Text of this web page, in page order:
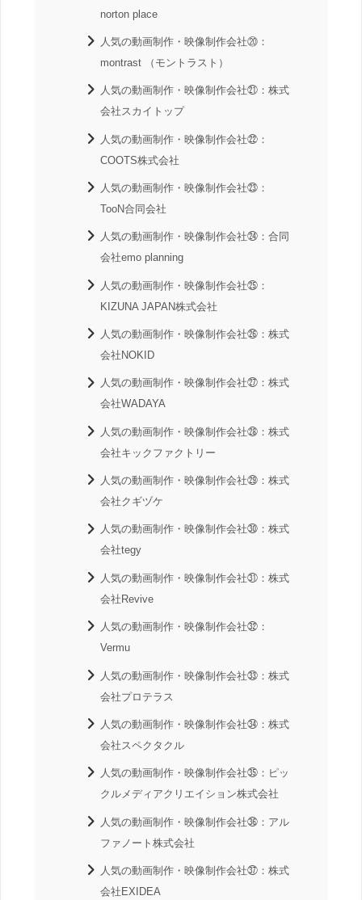
norton place
人気の動画制作・映像制作会社⑳：
montrast （モントラスト）
人気の動画制作・映像制作会社㉑：株式
会社スカイトップ
人気の動画制作・映像制作会社㉒：
COOTS株式会社
人気の動画制作・映像制作会社㉓：
TooN合同会社
人気の動画制作・映像制作会社㉔：合同
会社emo planning
人気の動画制作・映像制作会社㉕：
KIZUNA JAPAN株式会社
人気の動画制作・映像制作会社㉖：株式
会社NOKID
人気の動画制作・映像制作会社㉗：株式
会社WADAYA
人気の動画制作・映像制作会社㉘：株式
会社キックファクトリー
人気の動画制作・映像制作会社㉙：株式
会社クギヅケ
人気の動画制作・映像制作会社㉚：株式
会社tegy
人気の動画制作・映像制作会社㉛：株式
会社Revive
人気の動画制作・映像制作会社㉜：
Vermu
人気の動画制作・映像制作会社㉝：株式
会社プロテラス
人気の動画制作・映像制作会社㉞：株式
会社スペクタクル
人気の動画制作・映像制作会社㉟：ピッ
クルメディアクリエイション株式会社
人気の動画制作・映像制作会社㊱：アル
ファノート株式会社
人気の動画制作・映像制作会社㊲：株式
会社EXIDEA